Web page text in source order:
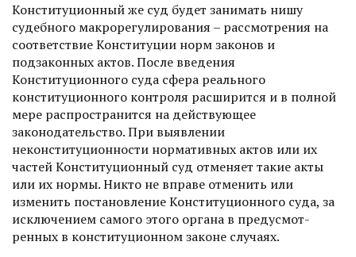
Конституционный же суд будет занимать нишу
судебного макрорегулирования – рассмотрения на
соответствие Конституции норм законов и
подзаконных актов. Пос­ле введения
Конституционного суда сфера реального
конституционного контроля расширится и в полной
мере распространится на действующее
законодательство. При выявлении
неконституционности нормативных актов или их
частей Конституционный суд отменяет такие акты
или их нормы. Никто не вправе отменить или
изменить постановление Конституционного суда, за
исключением самого этого органа в предусмот­
ренных в конституционном законе случаях.